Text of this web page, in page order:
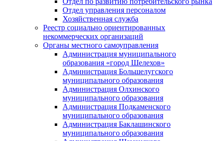
Отдел управления персоналом
Хозяйственная служба
Реестр социально ориентированных
некоммерческих организаций
Органы местного самоуправления
Администрация муниципального
образования «город Шелехов»
Администрация Большелугского
муниципального образования
Администрация Олхинского
муниципального образования
Администрация Подкаменского
муниципального образования
Администрация Баклашинского
муниципального образования